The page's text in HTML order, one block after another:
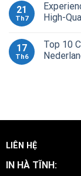
21
Th7
High-
17
Th6
Top 10
LIÊN HỆ
IN HÀ TĨNH: